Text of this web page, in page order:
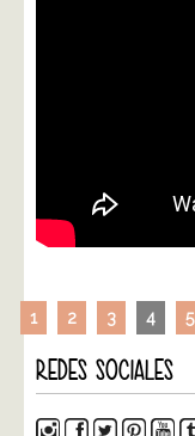
1 2 3 4 5
REDES SOCIALES